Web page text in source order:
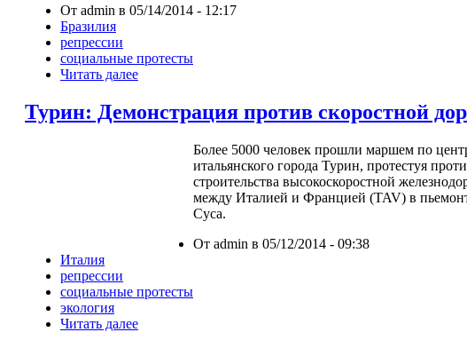
От admin в 05/14/2014 - 12:17
Бразилия
репрессии
социальные протесты
Читать далее
Турин: Демонстрация против скоростной
Более 5000 человек прошли маршем по
итальянского города Турин, протестуя
строительства высокоскоростной
между Италией и Францией (TAV) в
Суса.
От admin в 05/12/2014 - 09:38
Италия
репрессии
социальные протесты
экология
Читать далее